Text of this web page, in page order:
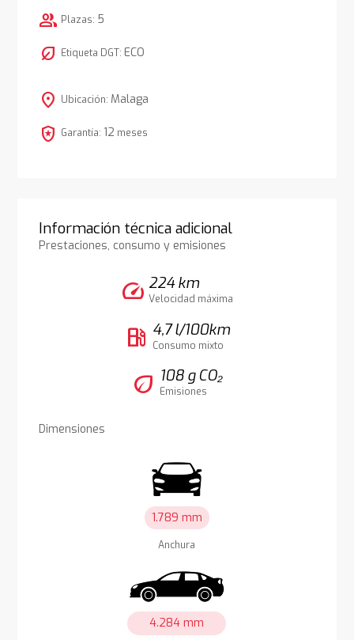
group Plazas: 5
nest_eco_leaf Etiqueta DGT: ECO
location_on Ubicación: Malaga
local_police Garantía: 12 meses
Información técnica adicional
Prestaciones, consumo y emisiones
speed 224 km
Velocidad máxima
local_gas_station 4,7 l/100km
Consumo mixto
eco 108 g CO₂
Emisiones
Dimensiones
1.789 mm
Anchura
4.284 mm